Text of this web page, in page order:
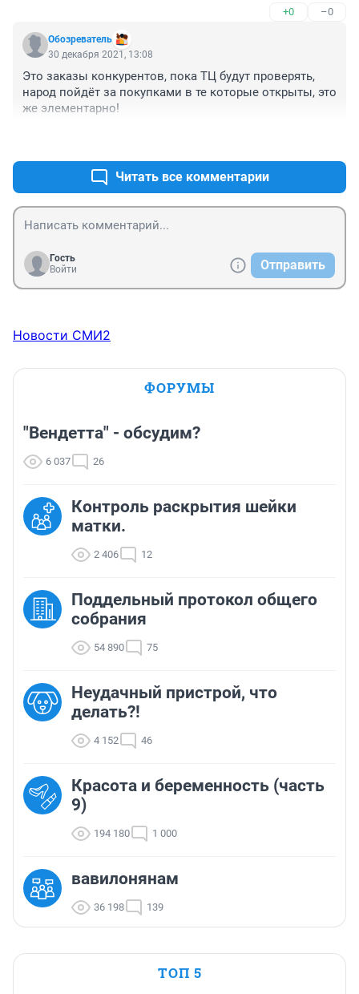
+0 –0
Обозреватель
30 декабря 2021, 13:08
Это заказы конкурентов, пока ТЦ будут проверять,
народ пойдёт за покупками в те которые открыты, это
же элементарно!
Читать все комментарии
Гость
Войти
Отправить
Новости СМИ2
ФОРУМЫ
"Вендетта" - обсудим?
6 037 26
Контроль раскрытия шейки
матки.
2 406 12
Поддельный протокол общего
собрания
54 890 75
Неудачный пристрой, что
делать?!
4 152 46
Красота и беременность (часть
9)
194 180 1 000
вавилонянам
36 198 139
ТОП 5